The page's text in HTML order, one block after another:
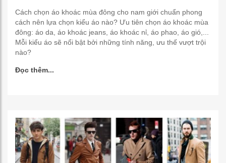
Cách chọn áo khoác mùa đông cho nam giới chuẩn phong
cách nên lựa chọn kiểu áo nào? Ưu tiên chọn áo khoác mùa
đông: áo da, áo khoác jeans, áo khoác nỉ, áo phao, áo gió,...
Mỗi kiểu áo sẽ nổi bật bởi những tính năng, ưu thế vượt trội
nào?
Đọc thêm...